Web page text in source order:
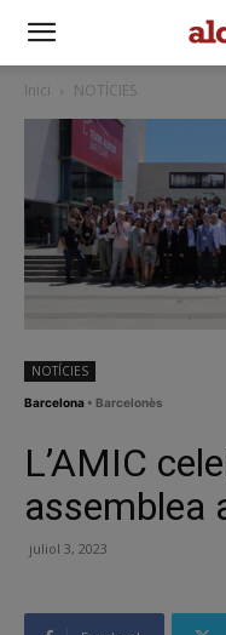
Inici NOTÍCIES
NOTÍCIES
Barcelona • Barcelonès
L’AMIC
assemblea
juliol 3, 2023